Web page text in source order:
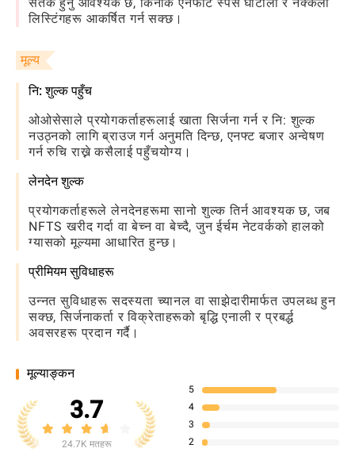
लिस्टिंगहरू आकर्षित गर्न सक्छ।
मूल्य
नि: शुल्क पहुँच
ओओसेसाले प्रयोगकर्ताहरूलाई खाता सिर्जना गर्न र नि: शुल्क
नउठ्नको लागि ब्राउज गर्न अनुमति दिन्छ, एनफ्ट बजार अन्वेषण
गर्न रुचि राख्ने कसैलाई पहुँचयोग्य।
लेनदेन शुल्क
प्रयोगकर्ताहरूले लेनदेनहरूमा सानो शुल्क तिर्न आवश्यक छ, जब
NFTS खरीद गर्दा वा बेच्न वा बेच्दै, जुन ईर्चम नेटवर्कको हालको
ग्यासको मूल्यमा आधारित हुन्छ।
प्रीमियम सुविधाहरू
उन्नत सुविधाहरू सदस्यता च्यानल वा साझेदारीमार्फत उपलब्ध हुन
सक्छ, सिर्जनाकर्ता र विक्रेताहरूको बृद्धि एनाली र प्रबर्द्ध
अवसरहरू प्रदान गर्दै।
मूल्याङ्कन
3.7
24.7K मतहरू
5
4
3
2